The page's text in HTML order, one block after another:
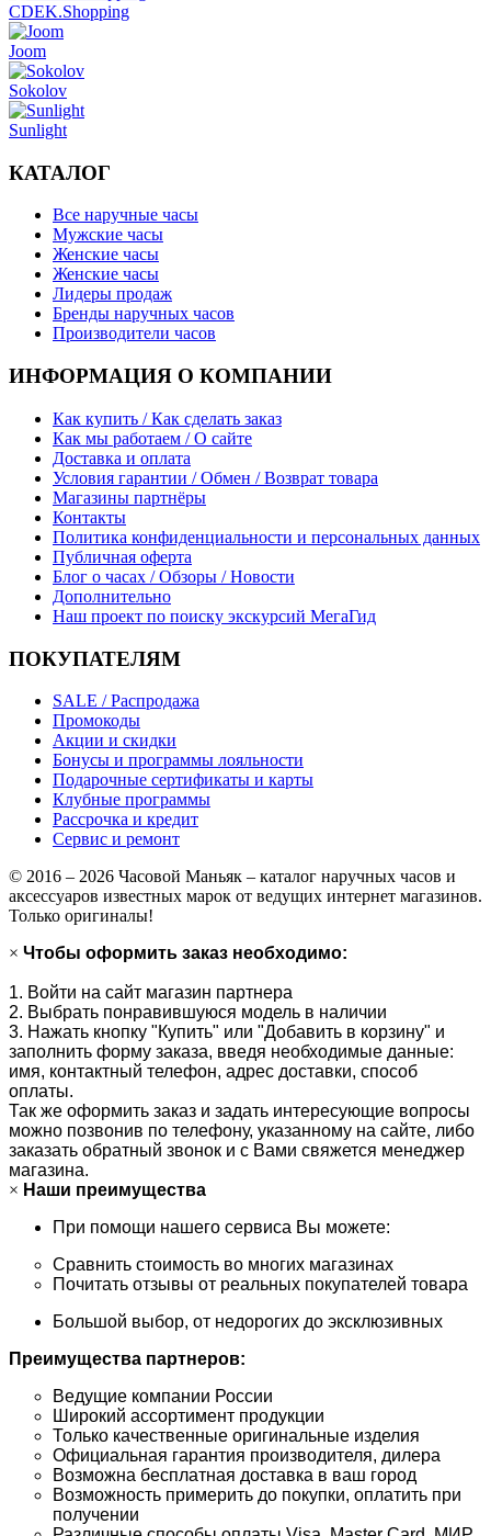
CDEK.Shopping
Joom
Sokolov
Sunlight
КАТАЛОГ
Все наручные часы
Мужские часы
Женские часы
Женские часы
Лидеры продаж
Бренды наручных часов
Производители часов
ИНФОРМАЦИЯ О КОМПАНИИ
Как купить / Как сделать заказ
Как мы работаем / О сайте
Доставка и оплата
Условия гарантии / Обмен / Возврат товара
Магазины партнёры
Контакты
Политика конфиденциальности и персональных данных
Публичная оферта
Блог о часах / Обзоры / Новости
Дополнительно
Наш проект по поиску экскурсий МегаГид
ПОКУПАТЕЛЯМ
SALE / Распродажа
Промокоды
Акции и скидки
Бонусы и программы лояльности
Подарочные сертификаты и карты
Клубные программы
Рассрочка и кредит
Сервис и ремонт
© 2016 – 2026 Часовой Маньяк – каталог наручных часов и
аксессуаров известных марок от ведущих интернет магазинов.
Только оригиналы!
× Чтобы оформить заказ необходимо:
1. Войти на сайт магазин партнера
2. Выбрать понравившуюся модель в наличии
3. Нажать кнопку "Купить" или "Добавить в корзину" и
заполнить форму заказа, введя необходимые данные:
имя, контактный телефон, адрес доставки, способ
оплаты.
Так же оформить заказ и задать интересующие вопросы
можно позвонив по телефону, указанному на сайте, либо
заказать обратный звонок и с Вами свяжется менеджер
магазина.
× Наши преимущества
При помощи нашего сервиса Вы можете:
Сравнить стоимость во многих магазинах
Почитать отзывы от реальных покупателей товара
Большой выбор, от недорогих до эксклюзивных
Преимущества партнеров:
Ведущие компании России
Широкий ассортимент продукции
Только качественные оригинальные изделия
Официальная гарантия производителя, дилера
Возможна бесплатная доставка в ваш город
Возможность примерить до покупки, оплатить при
получении